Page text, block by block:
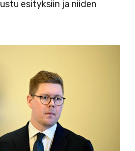
esityksiin ja niiden